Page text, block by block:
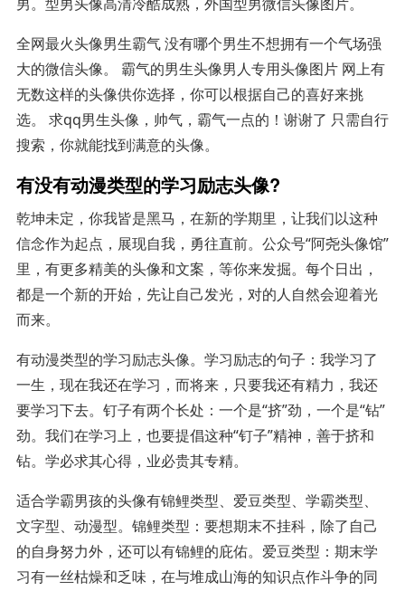
男。型男头像高清冷酷成熟，外国型男微信头像图片。
全网最火头像男生霸气 没有哪个男生不想拥有一个气场强
大的微信头像。 霸气的男生头像男人专用头像图片 网上有
无数这样的头像供你选择，你可以根据自己的喜好来挑
选。 求qq男生头像，帅气，霸气一点的！谢谢了 只需自行
搜索，你就能找到满意的头像。
有没有动漫类型的学习励志头像?
乾坤未定，你我皆是黑马，在新的学期里，让我们以这种
信念作为起点，展现自我，勇往直前。公众号“阿尧头像馆”
里，有更多精美的头像和文案，等你来发掘。每个日出，
都是一个新的开始，先让自己发光，对的人自然会迎着光
而来。
有动漫类型的学习励志头像。学习励志的句子：我学习了
一生，现在我还在学习，而将来，只要我还有精力，我还
要学习下去。钉子有两个长处：一个是“挤”劲，一个是“钻”
劲。我们在学习上，也要提倡这种“钉子”精神，善于挤和
钻。学必求其心得，业必贵其专精。
适合学霸男孩的头像有锦鲤类型、爱豆类型、学霸类型、
文字型、动漫型。锦鲤类型：要想期末不挂科，除了自己
的自身努力外，还可以有锦鲤的庇佑。爱豆类型：期末学
习有一丝枯燥和乏味，在与堆成山海的知识点作斗争的同